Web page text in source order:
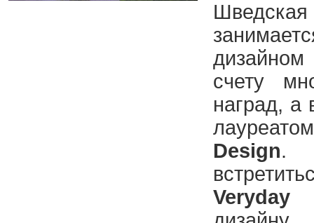
счету
наград, а
Design.
Veryday